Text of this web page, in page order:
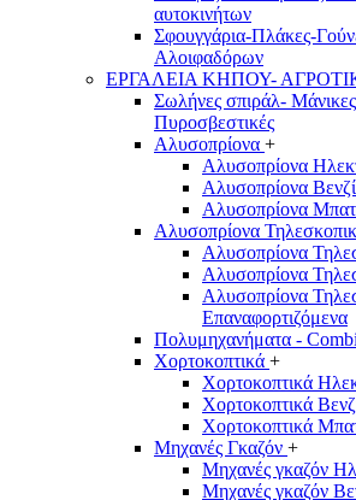
αυτοκινήτων
Σφουγγάρια-Πλάκες-
Αλοιφαδόρων
ΕΡΓΑΛΕΙΑ ΚΗΠΟΥ-
Σωλήνες σπιράλ-
Πυροσβεστικές
Αλυσοπρίονα +
Αλυσοπρίονα
Αλυσοπρίονα
Αλυσοπρίονα
Αλυσοπρίονα
Αλυσοπρίονα
Αλυσοπρίονα
Αλυσοπρίονα
Επαναφορτιζόμενα
Πολυμηχανήματα - Combi
Χορτοκοπτικά +
Χορτοκοπτικά
Χορτοκοπτικά
Χορτοκοπτικά
Μηχανές Γκαζόν +
Μηχανές γκαζόν
Μηχανές γκαζόν